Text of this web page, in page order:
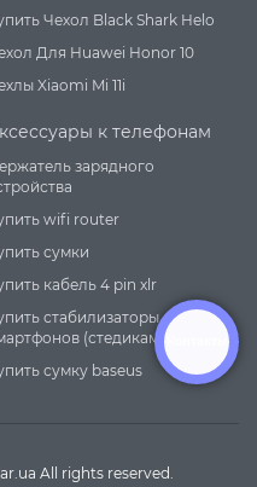
Чехол Black Shark Helo
Для Huawei Honor 10
Xiaomi Mi 11i
к телефонам
зарядного
wifi router
сумки
кабель 4 pin xlr
стабилизаторы для
(стедикам)
сумку baseus
All rights reserved.